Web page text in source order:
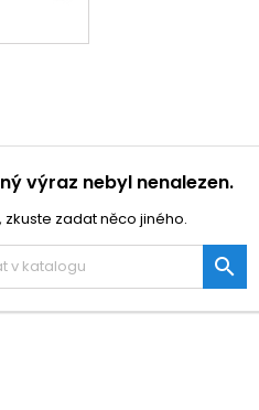
výraz nebyl nenalezen.
zkuste zadat něco jiného.
